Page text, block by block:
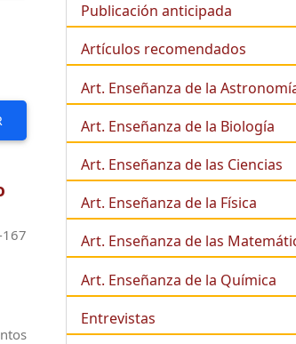
Publicación anticipada
Artículos recomendados
Art. Enseñanza de la
Art. Enseñanza de la Biología
Art. Enseñanza de las Ciencias
Art. Enseñanza de la Física
Art. Enseñanza de las
Art. Enseñanza de la Química
Entrevistas